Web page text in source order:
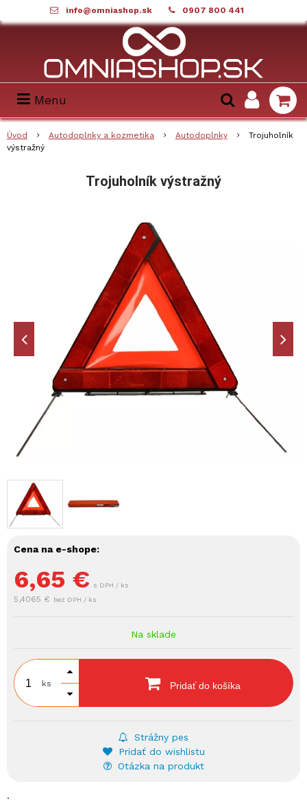
info@omniashop.sk 0907 800 441
Menu
Úvod Autodoplnky a kozmetika Autodoplnky
Trojuholník
výstražný
Trojuholník výstražný
Cena na e-shope:
6,65 € s DPH / ks
5,4065 € bez DPH / ks
Na sklade
ks Pridať do košíka
Strážny pes
Pridať do wishlistu
Otázka na produkt
.